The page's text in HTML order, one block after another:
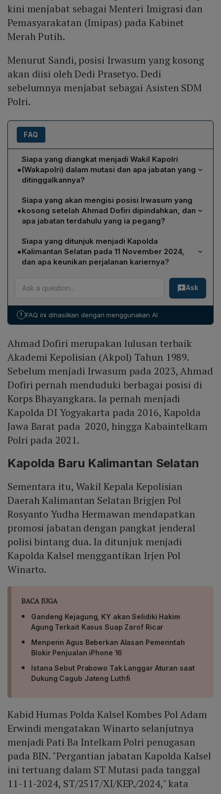
kini menjabat sebagai Menteri Imigrasi dan
Pemasyarakatan (Imipas) pada Kabinet
Merah Putih.
Menurut Sandi, posisi Irwasum yang kosong
akan diisi oleh Dedi Prasetyo. Dedi
sebelumnya menjabat sebagai Asisten SDM
Polri.
FAQ
•
Siapa yang diangkat menjadi Wakil Kapolri
(Wakapolri) dalam mutasi dan apa jabatan yang
ditinggalkannya?
Komjen Pol Ahmad Dofiri diangkat menjadi Wakapolri
melalui Surat Telegram ST/2517/XI/KEP./2024.
Sebelumnya ia menjabat sebagai Inspektur
Pengawasan Polri (Irwasum).
•
Siapa yang akan mengisi posisi Irwasum yang
kosong setelah Ahmad Dofiri dipindahkan, dan
apa jabatan terdahulu yang ia pegang?
Posisi Irwasum yang kosong akan diisi oleh Dedi
Prasetyo, yang sebelumnya menjabat sebagai Asisten
SDM Polri sebelum ditunjuk mengisi peran Irwasum.
•
Siapa yang ditunjuk menjadi Kapolda
Kalimantan Selatan pada 11 November 2024,
dan apa keunikan perjalanan kariernya?
Brigjen Pol Rosyanto Yudha Hermawan ditunjuk menjadi
Kapolda Kalimantan Selatan, menjadi Kapolda pertama
yang dipromosikan langsung dari Wakapolda Kalsel. Ia
2022, alumni Akpol 1992, dan sebelumnya pernah
Polda Kalsel (2013).
Ask
! FAQ ini dihasilkan dengan menggunakan AI
Ahmad Dofiri merupakan lulusan terbaik
Akademi Kepolisian (Akpol) Tahun 1989.
Sebelum menjadi Irwasum pada 2023, Ahmad
Dofiri pernah menduduki berbagai posisi di
Korps Bhayangkara. Ia pernah menjadi
Kapolda DI Yogyakarta pada 2016, Kapolda
Jawa Barat pada 2020, hingga Kabaintelkam
Polri pada 2021.
Kapolda Baru Kalimantan Selatan
Sementara itu, Wakil Kepala Kepolisian
Daerah Kalimantan Selatan Brigjen Pol
Rosyanto Yudha Hermawan mendapatkan
promosi jabatan dengan pangkat jenderal
polisi bintang dua. Ia ditunjuk menjadi
Kapolda Kalsel menggantikan Irjen Pol
Winarto.
BACA JUGA
Gandeng Kejagung, KY akan Selidiki Hakim
Agung Terkait Kasus Suap Zarof Ricar
Menperin Agus Beberkan Alasan Pemerintah
Blokir Penjualan iPhone 16
Istana Sebut Prabowo Tak Langgar Aturan saat
Dukung Cagub Jateng Luthfi
Kabid Humas Polda Kalsel Kombes Pol Adam
Erwindi mengatakan Winarto selanjutnya
menjadi Pati Ba Intelkam Polri penugasan
pada BIN. "Pergantian jabatan Kapolda Kalsel
ini tertuang dalam ST Mutasi pada tanggal
11-11-2024, ST/2517/XI/KEP./2024," kata